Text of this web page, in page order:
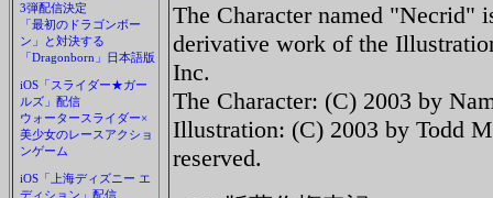
3弾配信決定
「最初のドラゴンボー
ン」と対決する
「Dragonborn」日本語版
iOS「スライダー★ガー
ルズ」配信
ウォータースライダー×
美少女のレースアクショ
ンゲーム
iOS「上海ディズニー エ
ディション」配信
The Character named "Necrid"
derivative work of the
Inc.
The Character: (C) 2003 by
Illustration: (C) 2003 by Todd
reserved.